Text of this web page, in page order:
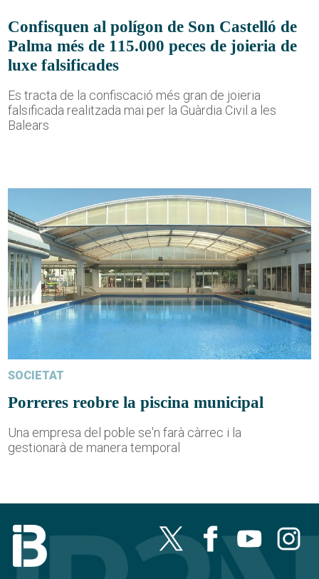
Confisquen al polígon de Son Castelló de
Palma més de 115.000 peces de joieria de
luxe falsificades
Es tracta de la confiscació més gran de joieria
falsificada realitzada mai per la Guàrdia Civil a les
Balears
SOCIETAT
Porreres reobre la piscina municipal
Una empresa del poble se'n farà càrrec i la
gestionarà de manera temporal